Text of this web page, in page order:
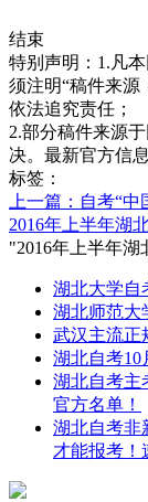
结束
特别声明：1.凡
须注明“稿件来源
依法追究责任；
2.部分稿件来源
决。最新官方信
标签：
上一篇：自考“
2016年上半年湖
"2016年上半年
湖北大学自
湖北师范大
武汉主流正
湖北自考10
湖北自考主
官方名单！
湖北自考非
才能报考！